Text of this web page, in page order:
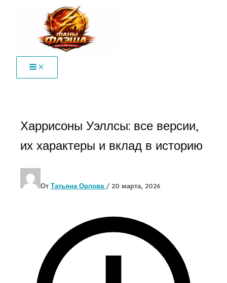
содержимому
Харрисоны Уэллсы: все версии,
их характеры и вклад в историю
От Татьяна Орлова / 20 марта, 2026